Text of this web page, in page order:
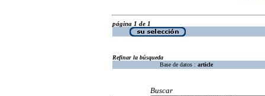
página 1 de 1
Refinar la búsqueda
Base de datos : article
Buscar